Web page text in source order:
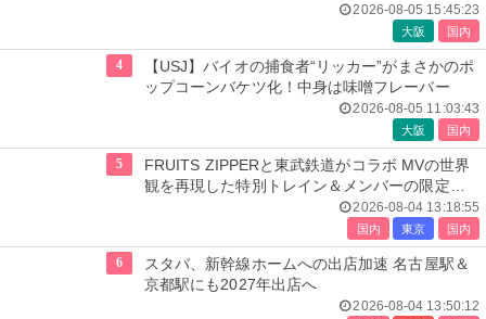
2026-08-05 15:45:23
大阪 国内
4
【USJ】バイオの捕食者“リッカー”がまさかのポ
ップコーンバケツ化！中身は味噌フレーバー
2026-08-05 11:03:43
大阪 国内
5
FRUITS ZIPPERと東武鉄道がコラボ MVの世界
観を再現した特別トレイン＆メンバーの限定ア
2026-08-04 13:18:55
国内 東京 国内
6
スタバ、新幹線ホームへの出店加速 名古屋駅＆
京都駅にも2027年出店へ
2026-08-04 13:50:12